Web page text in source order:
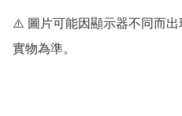
⚠️ 圖片可能因顯示器不同而出
實物為準。